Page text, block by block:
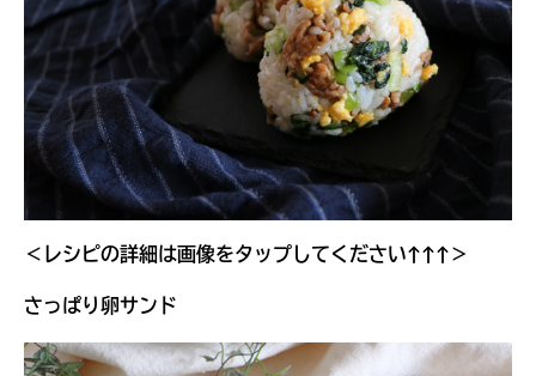
＜レシピの詳細は画像をタップしてください↑↑↑＞
さっぱり卵サンド